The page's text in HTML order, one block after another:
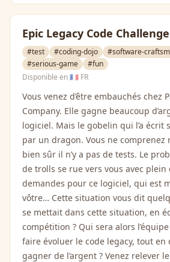
Epic Legacy Code Challenge
#test #coding-dojo
#software-
#serious-game
#fun
Disponible en🇫🇷 FR
Vous venez d’être embauchés chez
Company. Elle gagne beaucoup
logiciel. Mais le gobelin qui l’a écrit
par un dragon. Vous ne comprenez
bien sûr il n’y a pas de tests. Le
de trolls se rue vers vous avec plein
demandes pour ce logiciel, qui est
vôtre… Cette situation vous dit
se mettait dans cette situation, en
compétition ? Qui sera alors
faire évoluer le code legacy, tout en
gagner de l’argent ? Venez relever